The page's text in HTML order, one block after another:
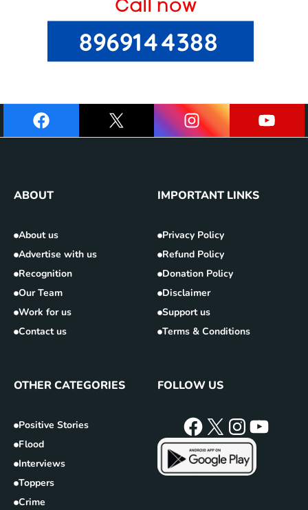
ABOUT
About us
Advertise with us
Recognition
Our Team
Work for us
Contact us
IMPORTANT LINKS
Privacy Policy
Refund Policy
Donation Policy
Disclaimer
Support us
Terms & Conditions
OTHER CATEGORIES
Positive Stories
Flood
Interviews
Toppers
Crime
FOLLOW US